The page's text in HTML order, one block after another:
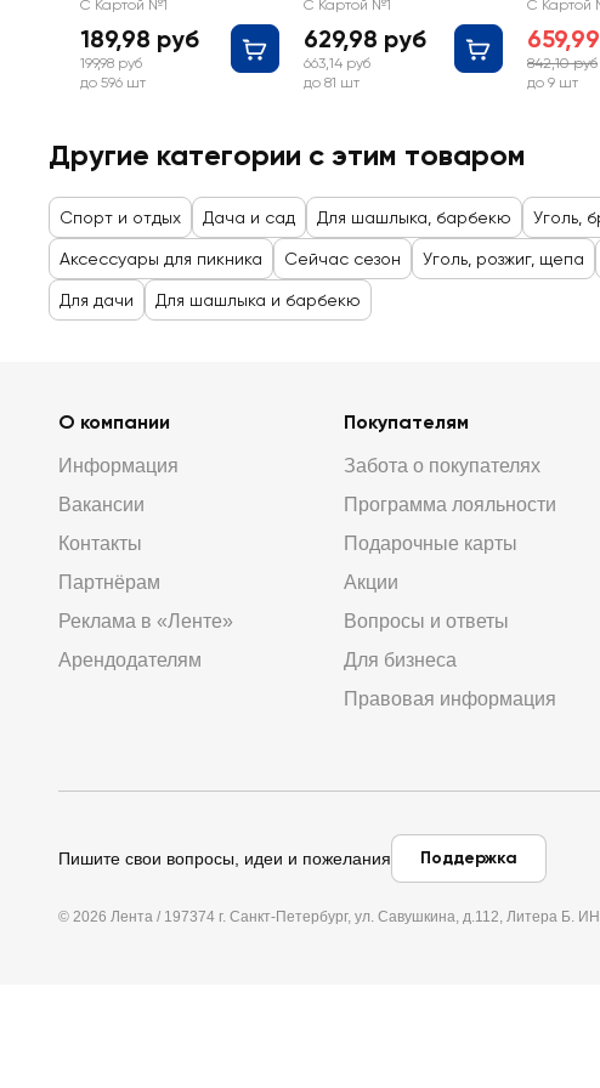
С Картой №1
189,98 руб
199,98 руб
до 596 шт
С Картой №1
629,98 руб
663,14 руб
до 81 шт
С Картой
842,10 руб
до 9 шт
Другие категории с этим товаром
Спорт и отдых Дача и сад Для шашлыка, барбекю Уголь,
Аксессуары для пикника Сейчас сезон Уголь, розжиг, щепа
Для дачи Для шашлыка и барбекю
О компании
Информация
Вакансии
Контакты
Партнёрам
Реклама в «Ленте»
Арендодателям
Покупателям
Забота о покупателях
Программа лояльности
Подарочные карты
Акции
Вопросы и ответы
Для бизнеса
Правовая информация
Пишите свои вопросы, идеи и пожелания Поддержка
© 2026 Лента / 197374 г. Санкт-Петербург, ул. Савушкина, д.112, Литера Б.